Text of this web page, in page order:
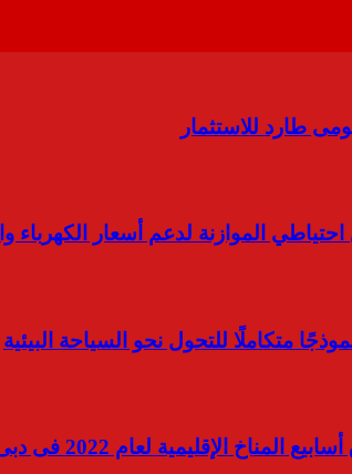
طارد للاستثمار
متكاملًا للتحول نحو السياحة البيئية
لعام 2022 فى دبى 28 مارس المقبل